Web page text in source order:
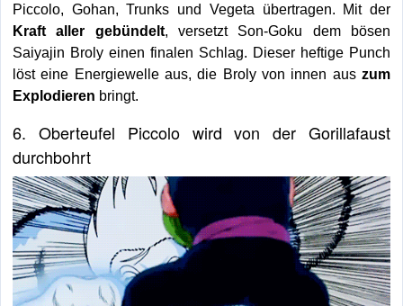
Piccolo, Gohan, Trunks und Vegeta übertragen. Mit der
Kraft aller gebündelt, versetzt Son-Goku dem bösen
Saiyajin Broly einen finalen Schlag. Dieser heftige Punch
löst eine Energiewelle aus, die Broly von innen auszum
Explodieren bringt.
6. Oberteufel Piccolo wird von der Gorillafaust
durchbohrt